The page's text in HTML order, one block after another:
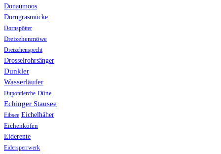
Donaumoos
Dorngrasmücke
Dornspötter
Dreizehenmöwe
Dreizehenspecht
Drosselrohrsänger
Dunkler
Wasserläufer
Dupontlerche Düne
Echinger Stausee
Eibsee Eichelhäher
Eichenkofen
Eiderente
Eidersperrwerk